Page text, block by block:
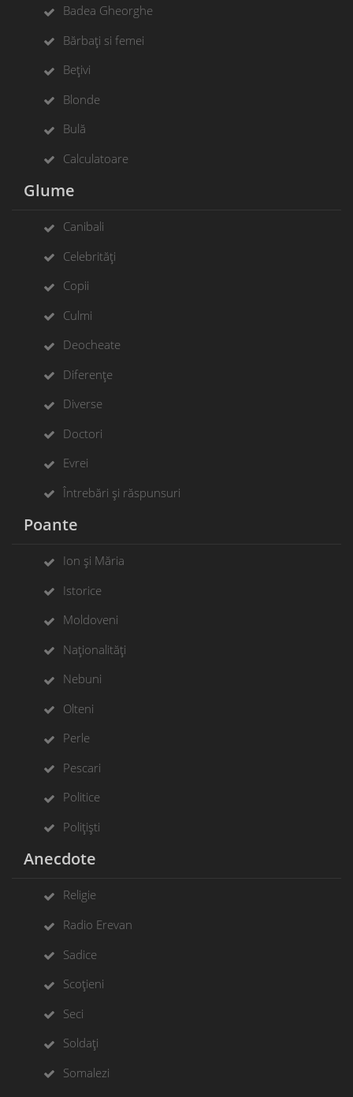
Badea Gheorghe
Bărbați si femei
Bețivi
Blonde
Bulă
Calculatoare
Glume
Canibali
Celebrități
Copii
Culmi
Deocheate
Diferențe
Diverse
Doctori
Evrei
Întrebări și răspunsuri
Poante
Ion și Măria
Istorice
Moldoveni
Naționalități
Nebuni
Olteni
Perle
Pescari
Politice
Polițiști
Anecdote
Religie
Radio Erevan
Sadice
Scoțieni
Seci
Soldați
Somalezi